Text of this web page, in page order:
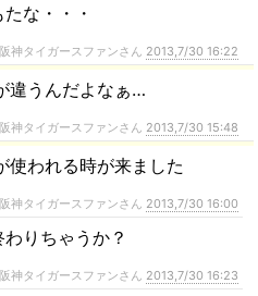
な・・・
神タイガースファンさん 2013,7/30 16:22
違うんだよなぁ…
神タイガースファンさん 2013,7/30 15:48
使われる時が来ました
神タイガースファンさん 2013,7/30 16:00
りちゃうか？
神タイガースファンさん 2013,7/30 16:23